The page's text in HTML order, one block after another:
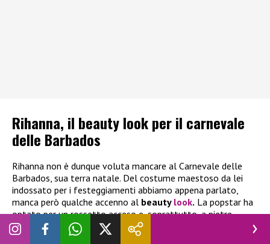
Rihanna, il beauty look per il carnevale
delle Barbados
Rihanna non è dunque voluta mancare al Carnevale delle
Barbados, sua terra natale. Del costume maestoso da lei
indossato per i festeggiamenti abbiamo appena parlato,
manca però qualche accenno al beauty look. La popstar ha
optato per un rossetto acceso e, soprattutto, a pietre
preziose sotto gli occhi, coordinatissime con l’abito.